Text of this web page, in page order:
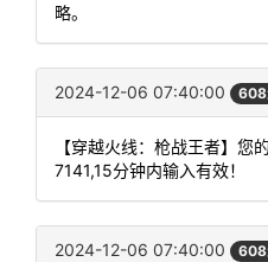
略。
2024-12-06 07:40:00 608
【穿越火线：枪战王者】您
7141,15分钟内输入有效！
2024-12-06 07:40:00 608